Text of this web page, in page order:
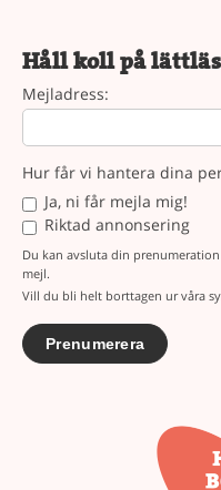
Håll koll på
Mejladress:
Hur får vi hantera dina
Ja, ni får mejla mig!
Riktad annonsering
Du kan avsluta din
mejl.
Vill du bli helt borttagen ur våra